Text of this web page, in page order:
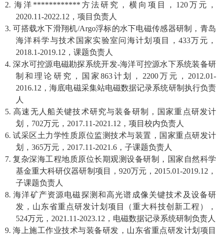
2.海洋 ************ 方法研究，横向项目， 120万元，
2020.11-2022.12 ，项目负责人
3.可搭载水下滑翔机/Argo浮标的水下电磁传感器研制，青岛
海洋科学与技术国家实验室问海计划项目， 433万元，
2018.1-2019.12 ，课题负责人
4.深水可控源电磁勘探系统开发-海洋可控源水下系统装备研
制和理论研究，国家863计划， 2200万元， 2012.01-
2016.12 ，海底电磁采集站电磁数据记录系统研制执行负责
人
5.高速无人船关键技术研究与装备研制，国家重点研发计
划， 702万元， 2017.11-2021.12 ，项目校内负责人
6.试采区土力学性质原位监测技术与装置，国家重点研发计
划，365万元， 2017.11-2021.6 ，子课题负责人
7.复杂深海工程地质原位长期观测设备研制，国家自然科学
基金重大科研仪器研制项目， 920万元， 2015.01-2019.12 ，
子课题负责人
8.海洋矿产资源电磁探测和高光谱成像关键技术及设备研
发，山东省重点研发计划项目（重大科技创新工程），
524万元， 2021.11-2023.12 ，电磁数据记录系统研制负责人
9.海上施工作业技术与装备研发，山东省重点研发计划项目